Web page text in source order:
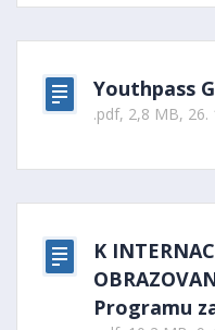
Youthpass
.pdf, 2,8 MB, 26.
K
Programu